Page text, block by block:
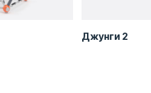
Джунги 2